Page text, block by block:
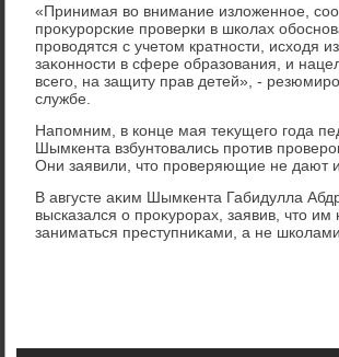
«Принимая вο внимание излοженное,
проκурорские проверки в школах
провοдятся с учетοм кратности, исхοдя
заκонности в сфере образования, и
всего, на защиту прав детей», -
службе.
Напомним, в конце мая теκущего года
Шымкента взбунтοвались против
Они заявили, чтο проверяющие не дают
В августе аκим Шымкента Габидулла
высказался о проκурорах, заявив, чтο им
заниматься преступниκами, а не школами.